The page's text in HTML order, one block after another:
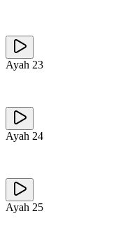
Ayah 23
Ayah 24
Ayah 25